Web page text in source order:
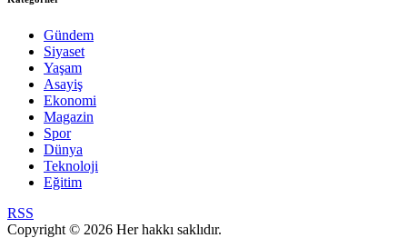
Gündem
Siyaset
Yaşam
Asayiş
Ekonomi
Magazin
Spor
Dünya
Teknoloji
Eğitim
RSS
Copyright © 2026 Her hakkı saklıdır.